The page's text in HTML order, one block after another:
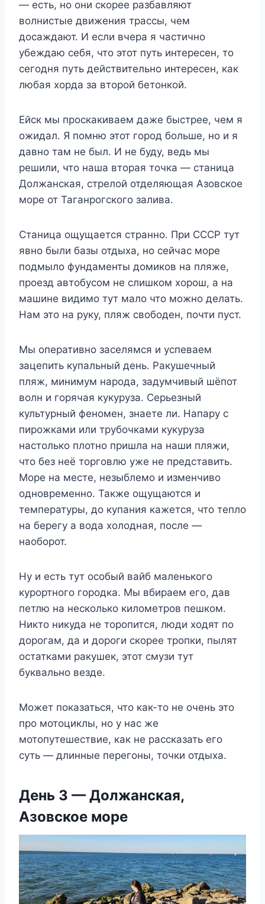
— есть, но они скорее разбавляют
волнистые движения трассы, чем
досаждают. И если вчера я частично
убеждаю себя, что этот путь интересен, то
сегодня путь действительно интересен, как
любая хорда за второй бетонкой.
Ейск мы проскакиваем даже быстрее, чем я
ожидал. Я помню этот город больше, но и я
давно там не был. И не буду, ведь мы
решили, что наша вторая точка — станица
Должанская, стрелой отделяющая Азовское
море от Таганрогского залива.
Станица ощущается странно. При СССР тут
явно были базы отдыха, но сейчас море
подмыло фундаменты домиков на пляже,
проезд автобусом не слишком хорош, а на
машине видимо тут мало что можно делать.
Нам это на руку, пляж свободен, почти пуст.
Мы оперативно заселямся и успеваем
зацепить купальный день. Ракушечный
пляж, минимум народа, задумчивый шёпот
волн и горячая кукуруза. Серьезный
культурный феномен, знаете ли. Напару с
пирожками или трубочками кукуруза
настолько плотно пришла на наши пляжи,
что без неё торговлю уже не представить.
Море на месте, незыблемо и изменчиво
одновременно. Также ощущаются и
температуры, до купания кажется, что тепло
на берегу а вода холодная, после —
наоборот.
Ну и есть тут особый вайб маленького
курортного городка. Мы вбираем его, дав
петлю на несколько километров пешком.
Никто никуда не торопится, люди ходят по
дорогам, да и дороги скорее тропки, пылят
остатками ракушек, этот смузи тут
буквально везде.
Может показаться, что как-то не очень это
про мотоциклы, но у нас же
мотопутешествие, как не рассказать его
суть — длинные перегоны, точки отдыха.
День 3 — Должанская,
Азовское море